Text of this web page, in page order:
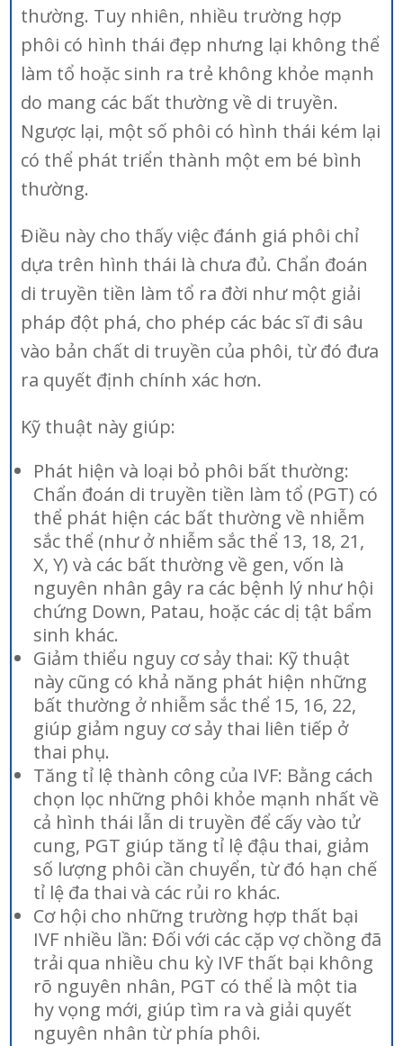
thường. Tuy nhiên, nhiều trường hợp
phôi có hình thái đẹp nhưng lại không thể
làm tổ hoặc sinh ra trẻ không khỏe mạnh
do mang các bất thường về di truyền.
Ngược lại, một số phôi có hình thái kém lại
có thể phát triển thành một em bé bình
thường.
Điều này cho thấy việc đánh giá phôi chỉ
dựa trên hình thái là chưa đủ. Chẩn đoán
di truyền tiền làm tổ ra đời như một giải
pháp đột phá, cho phép các bác sĩ đi sâu
vào bản chất di truyền của phôi, từ đó đưa
ra quyết định chính xác hơn.
Kỹ thuật này giúp:
Phát hiện và loại bỏ phôi bất thường:
Chẩn đoán di truyền tiền làm tổ (PGT) có
thể phát hiện các bất thường về nhiễm
sắc thể (như ở nhiễm sắc thể 13, 18, 21,
X, Y) và các bất thường về gen, vốn là
nguyên nhân gây ra các bệnh lý như hội
chứng Down, Patau, hoặc các dị tật bẩm
sinh khác.
Giảm thiểu nguy cơ sảy thai: Kỹ thuật
này cũng có khả năng phát hiện những
bất thường ở nhiễm sắc thể 15, 16, 22,
giúp giảm nguy cơ sảy thai liên tiếp ở
thai phụ.
Tăng tỉ lệ thành công của IVF: Bằng cách
chọn lọc những phôi khỏe mạnh nhất về
cả hình thái lẫn di truyền để cấy vào tử
cung, PGT giúp tăng tỉ lệ đậu thai, giảm
số lượng phôi cần chuyển, từ đó hạn chế
tỉ lệ đa thai và các rủi ro khác.
Cơ hội cho những trường hợp thất bại
IVF nhiều lần: Đối với các cặp vợ chồng đã
trải qua nhiều chu kỳ IVF thất bại không
rõ nguyên nhân, PGT có thể là một tia
hy vọng mới, giúp tìm ra và giải quyết
nguyên nhân từ phía phôi.